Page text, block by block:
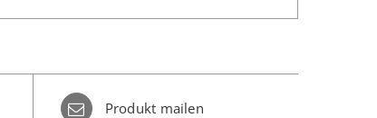
Produkt mailen